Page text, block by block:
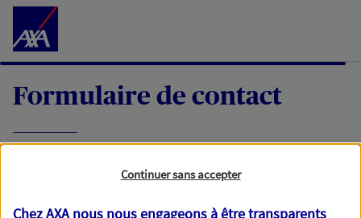
Accéder au Contenu
Formulaire de contact
demande, nous vous répondrons dans les
meilleurs délais par mail ou par téléphone.
Continuer sans accepter
Chez AXA nous nous engageons à être transparents